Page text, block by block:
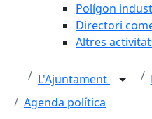
Polígon
Directori
Altres
L'Ajuntament
Agenda política